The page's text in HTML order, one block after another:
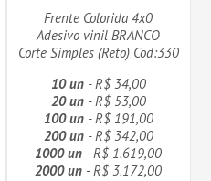
Frente Colorida 4x0
Adesivo vinil BRANCO
Corte Simples (Reto) Cod:330
10 un- R$ 34,00
20 un- R$ 53,00
100 un- R$ 191,00
200 un- R$ 342,00
1000 un - R$ 1.619,00
2000 un - R$ 3.172,00